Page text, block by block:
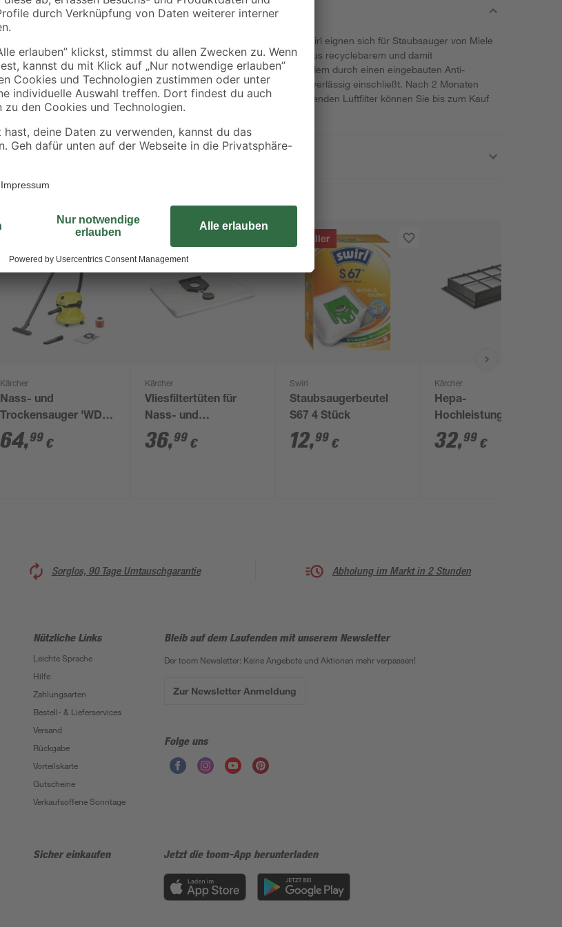
Die Staubsaugerbeutel M40 im 4er-Pack von Swirl eignen sich für Staubsauger von Miele
und weiteren Herstellern. Die Beutel bestehen aus recyclebarem und damit
umweltschonendem Material. Sie bestechen zudem durch einen eingebauten Anti-
Allergenfilter, der selbst allergene Feinstäube zuverlässig einschließt. Nach 2 Monaten
sollten Sie den Beutel auswechseln. Den beiliegenden Luftfilter können Sie bis zum Kauf
der nächsten Packung verwenden.
Kärcher
Nass- und
Trockensauger 'WD 2
Plus V-12/4/18/C'
64,99 €
Kärcher
Vliesfiltertüten für
Nass- und
Trockensauger 'NT
30/1' 5 Stück
36,99 €
Bestseller
Swirl
Staubsaugerbeutel
S67 4 Stück
12,99 €
Kärcher
Hepa-
Hochleistungsfilter für
Staubsauger 'SV 7'
32,99 €
Sorglos, 90 Tage Umtauschgarantie Abholung im Markt in 2 Stunden
Nützliche Links
Leichte Sprache
Hilfe
Zahlungsarten
Bestell- & Lieferservices
Versand
Rückgabe
Vorteilskarte
Gutscheine
Verkaufsoffene Sonntage
Bleib auf dem Laufenden mit unserem Newsletter
Der toom Newsletter: Keine Angebote und Aktionen mehr verpassen!
Zur Newsletter Anmeldung
Folge uns
Sicher einkaufen Jetzt die toom-App herunterladen